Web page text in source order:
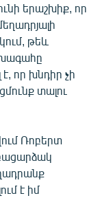
երաշխիք, որ
թեև
որ խնդիր չի
տալու
Ռոբերտ
է իմ